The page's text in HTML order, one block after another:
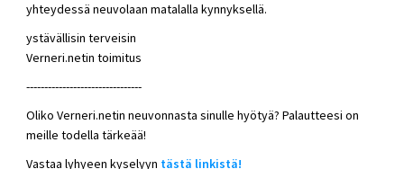
yhteydessä neuvolaan matalalla kynnyksellä.
ystävällisin terveisin
Verneri.netin toimitus
--------------------------------
Oliko Verneri.netin neuvonnasta sinulle hyötyä? Palautteesi on
meille todella tärkeää!
Vastaa lyhyeen kyselyyn tästä linkistä!